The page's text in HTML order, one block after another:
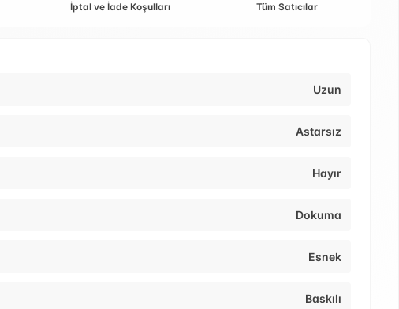
İptal ve İade Koşulları Tüm Satıcılar
Uzun
Astarsız
Hayır
Dokuma
Esnek
Baskılı